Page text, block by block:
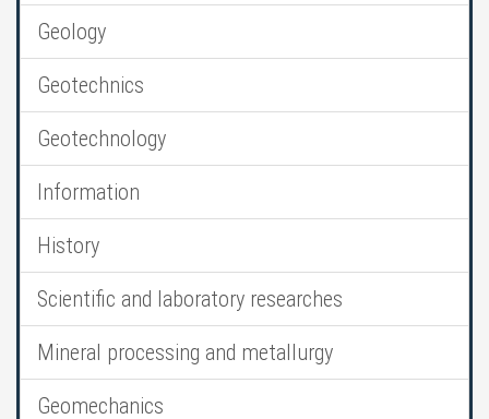
Geology
Geotechnics
Geotechnology
Information
History
Scientific and laboratory researches
Mineral processing and metallurgy
Geomechanics